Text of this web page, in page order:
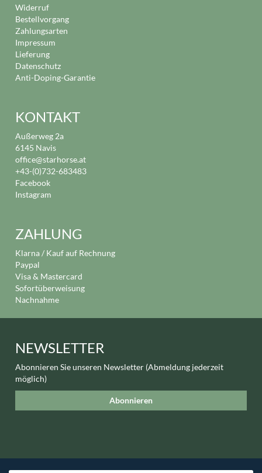
Widerruf
Bestellvorgang
Zahlungsarten
Impressum
Lieferung
Datenschutz
Anti-Doping-Garantie
KONTAKT
Außerweg 2a
6145 Navis
office@starhorse.at
+43-(0)732-683483
Facebook
Instagram
ZAHLUNG
Klarna / Kauf auf Rechnung
Paypal
Visa & Mastercard
Sofortüberweisung
Nachnahme
NEWSLETTER
Abonnieren Sie unseren Newsletter (Abmeldung jederzeit
möglich)
Abonnieren